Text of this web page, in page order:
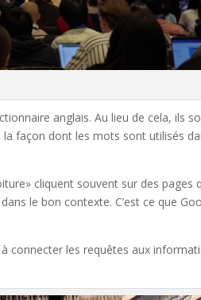
anglais. Au lieu de cela, ils
façon dont les mots sont utilisés
cliquent souvent sur des pages
le bon contexte. C’est ce que
connecter les requêtes aux